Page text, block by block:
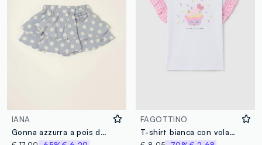
IANA
Gonna azzurra a pois da neonata
FAGOTTINO
T-shirt bianca con volant e applicazione cupcake